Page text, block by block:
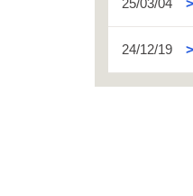
25/03/04
24/12/19